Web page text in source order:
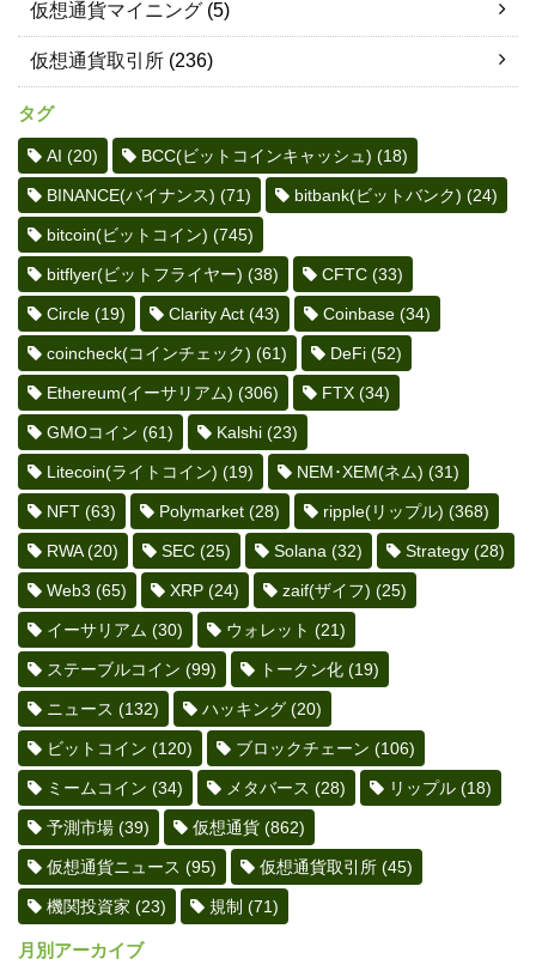
仮想通貨マイニング (5)
仮想通貨取引所 (236)
タグ
AI (20) BCC(ビットコインキャッシュ) (18)
BINANCE(バイナンス) (71) bitbank(ビットバンク) (24)
bitcoin(ビットコイン) (745)
bitflyer(ビットフライヤー) (38) CFTC (33)
Circle (19) Clarity Act (43) Coinbase (34)
coincheck(コインチェック) (61) DeFi (52)
Ethereum(イーサリアム) (306) FTX (34)
GMOコイン (61) Kalshi (23)
Litecoin(ライトコイン) (19) NEM･XEM(ネム) (31)
NFT (63) Polymarket (28) ripple(リップル) (368)
RWA(20) SEC (25) Solana (32) Strategy (28)
Web3 (65) XRP (24) zaif(ザイフ) (25)
イーサリアム (30) ウォレット (21)
ステーブルコイン (99) トークン化 (19)
ニュース (132) ハッキング (20)
ビットコイン (120) ブロックチェーン (106)
ミームコイン (34) メタバース (28) リップル (18)
予測市場 (39) 仮想通貨 (862)
仮想通貨ニュース (95) 仮想通貨取引所 (45)
機関投資家 (23) 規制 (71)
月別アーカイブ